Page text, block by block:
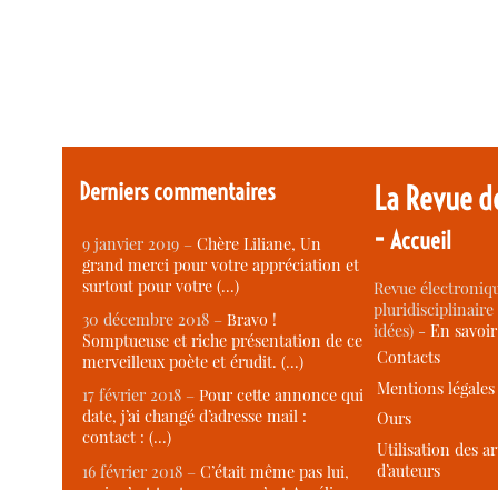
Derniers commentaires
9 janvier 2019 –Chère Liliane, Un
grand merci pour votre appréciation et
surtout pour votre (…)
30 décembre 2018 –Bravo !
Somptueuse et riche présentation de ce
merveilleux poète et érudit. (…)
17 février 2018 –Pour cette annonce qui
date, j’ai changé d’adresse mail :
contact : (…)
16 février 2018 –C’était même pas lui,
La Revue
-Accueil
Revue
idées) -En
Contacts
Mentions légales
Ours
Utilisation des
d’auteurs